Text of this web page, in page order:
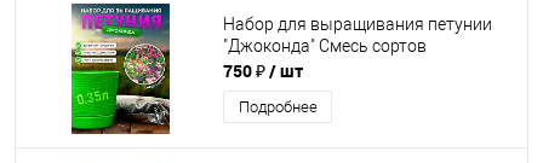
Набор для выращивания петунии
"Джоконда" Смесь сортов
750 ₽/ шт
Подробнее